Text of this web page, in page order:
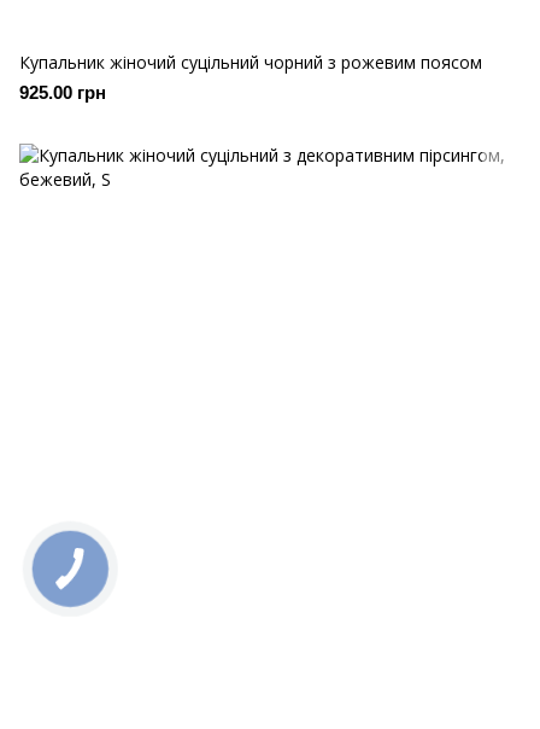
Купальник жіночий суцільний чорний з рожевим поясом
925.00 грн
КНОПКА
ЗВ'ЯЗКУ